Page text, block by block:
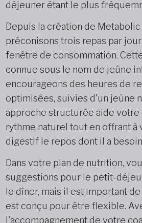
déjeuner étant le plus
Depuis la création de Metabolic
préconisons trois repas par
fenêtre de consommation.
connue sous le nom de jeûne
encourageons des heures de
optimisées, suivies d'un jeûne
approche structurée aide votre
rythme naturel tout en offrant à
digestif le repos dont il a
Dans votre plan de nutrition,
suggestions pour le petit-
le dîner, mais il est important
est conçu pour être flexible.
l'accompagnement de votre